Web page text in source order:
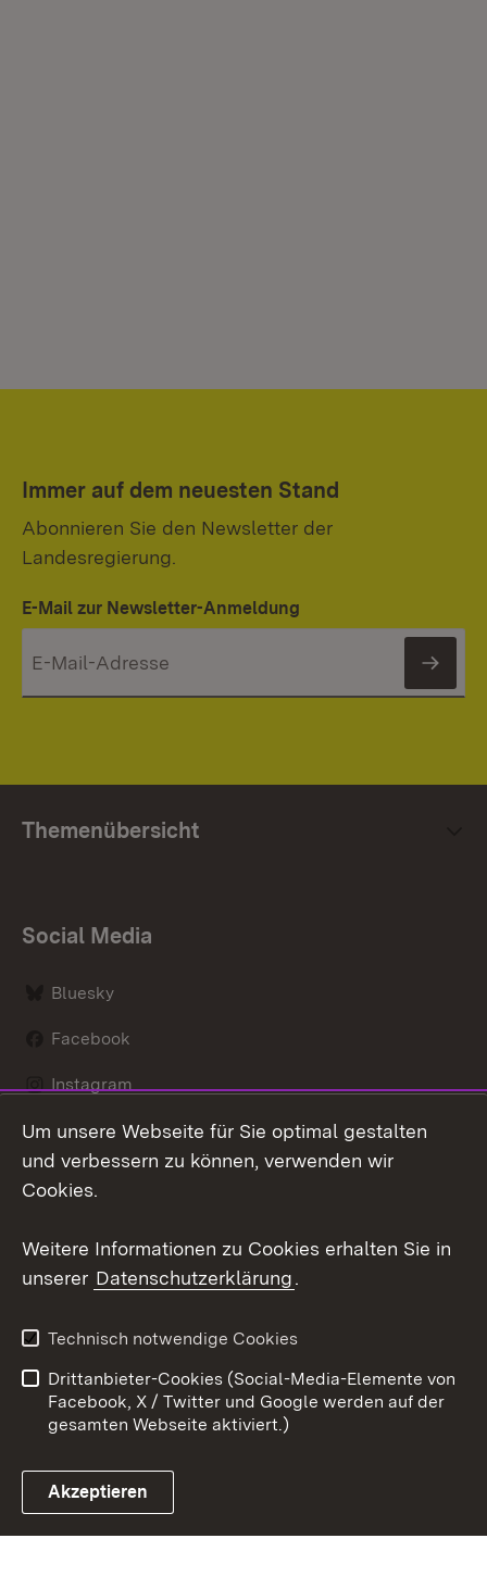
Immer auf dem neuesten Stand
Abonnieren Sie den Newsletter der
Landesregierung.
E-Mail zur Newsletter-Anmeldung
Themenübersicht
Social Media
Bluesky
Facebook
Instagram
LinkedIn
Link zum Landesportal
Datenschutz
Barrierefreiheit
Impressum
Cookies
Um unsere Webseite für Sie optimal gestalten
und verbessern zu können, verwenden wir
Cookies.
Weitere Informationen zu Cookies erhalten Sie in
unserer Datenschutzerklärung.
Technisch notwendige Cookies
Drittanbieter-Cookies (Social-Media-Elemente von
Facebook, X / Twitter und Google werden auf der
gesamten Webseite aktiviert.)
Akzeptieren